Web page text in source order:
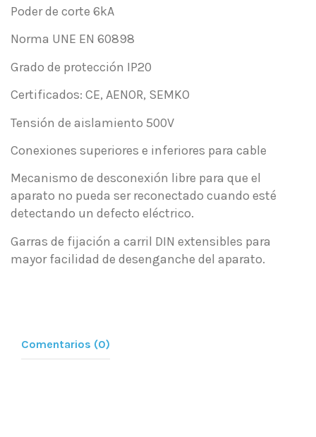
Poder de corte 6kA
Norma UNE EN 60898
Grado de protección IP20
Certificados: CE, AENOR, SEMKO
Tensión de aislamiento 500V
Conexiones superiores e inferiores para cable
Mecanismo de desconexión libre para que el
aparato no pueda ser reconectado cuando esté
detectando un defecto eléctrico.
Garras de fijación a carril DIN extensibles para
mayor facilidad de desenganche del aparato.
Comentarios (0)